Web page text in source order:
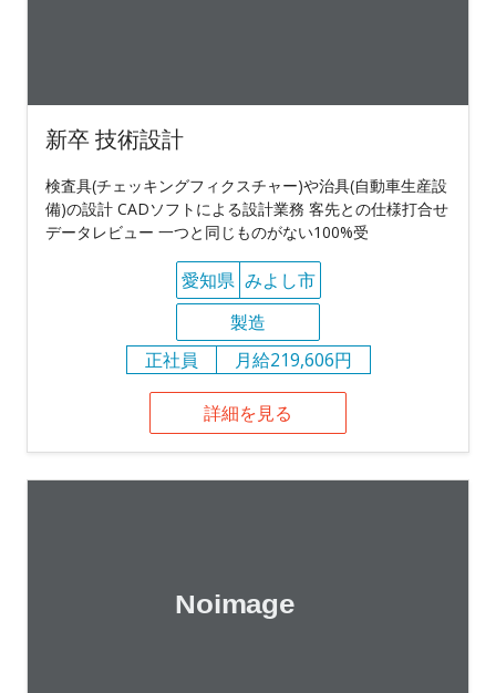
新卒 技術設計
検査具(チェッキングフィクスチャー)や治具(自動車生産設
備)の設計 CADソフトによる設計業務 客先との仕様打合せ
データレビュー 一つと同じものがない100%受
愛知県 みよし市
製造
正社員
月給219,606円
詳細を見る